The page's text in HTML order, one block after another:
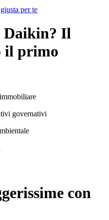
per te
Daikin? Il
il primo
governativi
con